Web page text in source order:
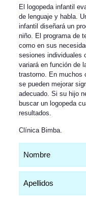
El logopeda infantil
de lenguaje y habla.
infantil diseñará un
niño. El programa de
como en sus
sesiones individuales
variará en función de
trastorno. En muchos
se pueden mejorar
adecuado. Si su hijo
buscar un logopeda
resultados.
Clínica Bimba.
(Obligatorio)